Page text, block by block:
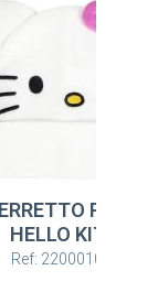
PUNTO
HELLO KITTY
Ref: 2200010557